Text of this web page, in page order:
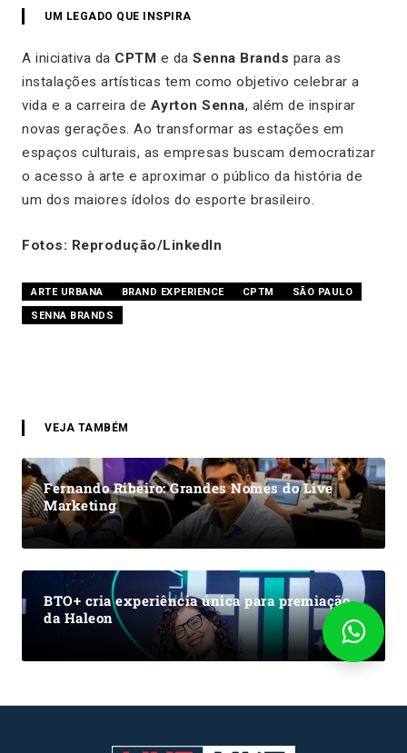
UM LEGADO QUE INSPIRA
A iniciativa da CPTM e da Senna Brands para as
instalações artísticas tem como objetivo celebrar a
vida e a carreira de Ayrton Senna, além de inspirar
novas gerações. Ao transformar as estações em
espaços culturais, as empresas buscam democratizar
o acesso à arte e aproximar o público da história de
um dos maiores ídolos do esporte brasileiro.
Fotos: Reprodução/LinkedIn
ARTE URBANA BRAND EXPERIENCE CPTM
SÃO PAULO
SENNA BRANDS
VEJA TAMBÉM
Fernando Ribeiro: Grandes Nomes do Live
Marketing
BTO+ cria experiência única para premiação
da Haleon